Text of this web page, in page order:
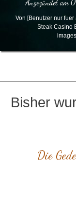
Angezündet
Von [Benutzer nur
Steak Casino
Bisher
Die